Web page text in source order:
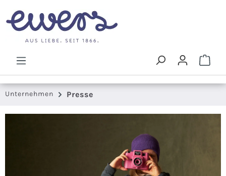
Zum Hauptinhalt springen
Unternehmen Presse